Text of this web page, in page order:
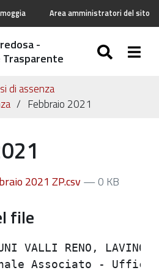
Area amministratori del sito
-
di assenza
Febbraio 2021
2021 ZP.csv — 0 KB
file
VALLI RENO, LAVINO
Associato -